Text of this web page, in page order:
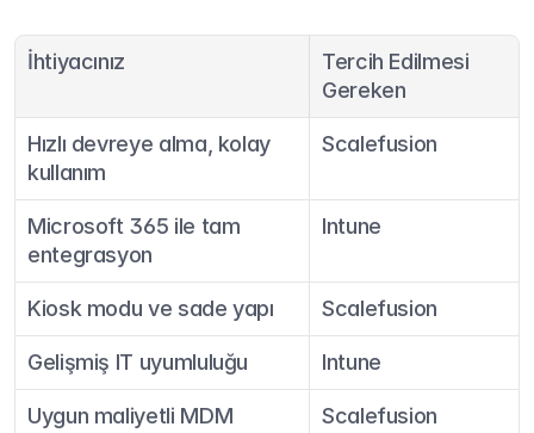
İhtiyacınız
Tercih Edilmesi
Gereken
Hızlı devreye alma, kolay
kullanım
Scalefusion
Microsoft 365 ile tam
entegrasyon
Intune
Kiosk modu ve sade yapı Scalefusion
Gelişmiş IT uyumluluğu Intune
Uygun maliyetli MDM
Scalefusion